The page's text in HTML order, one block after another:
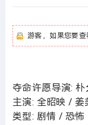
游客，如果您要
夺命许愿导演: 朴
主演: 全昭映 /
类型: 剧情 / 恐怖